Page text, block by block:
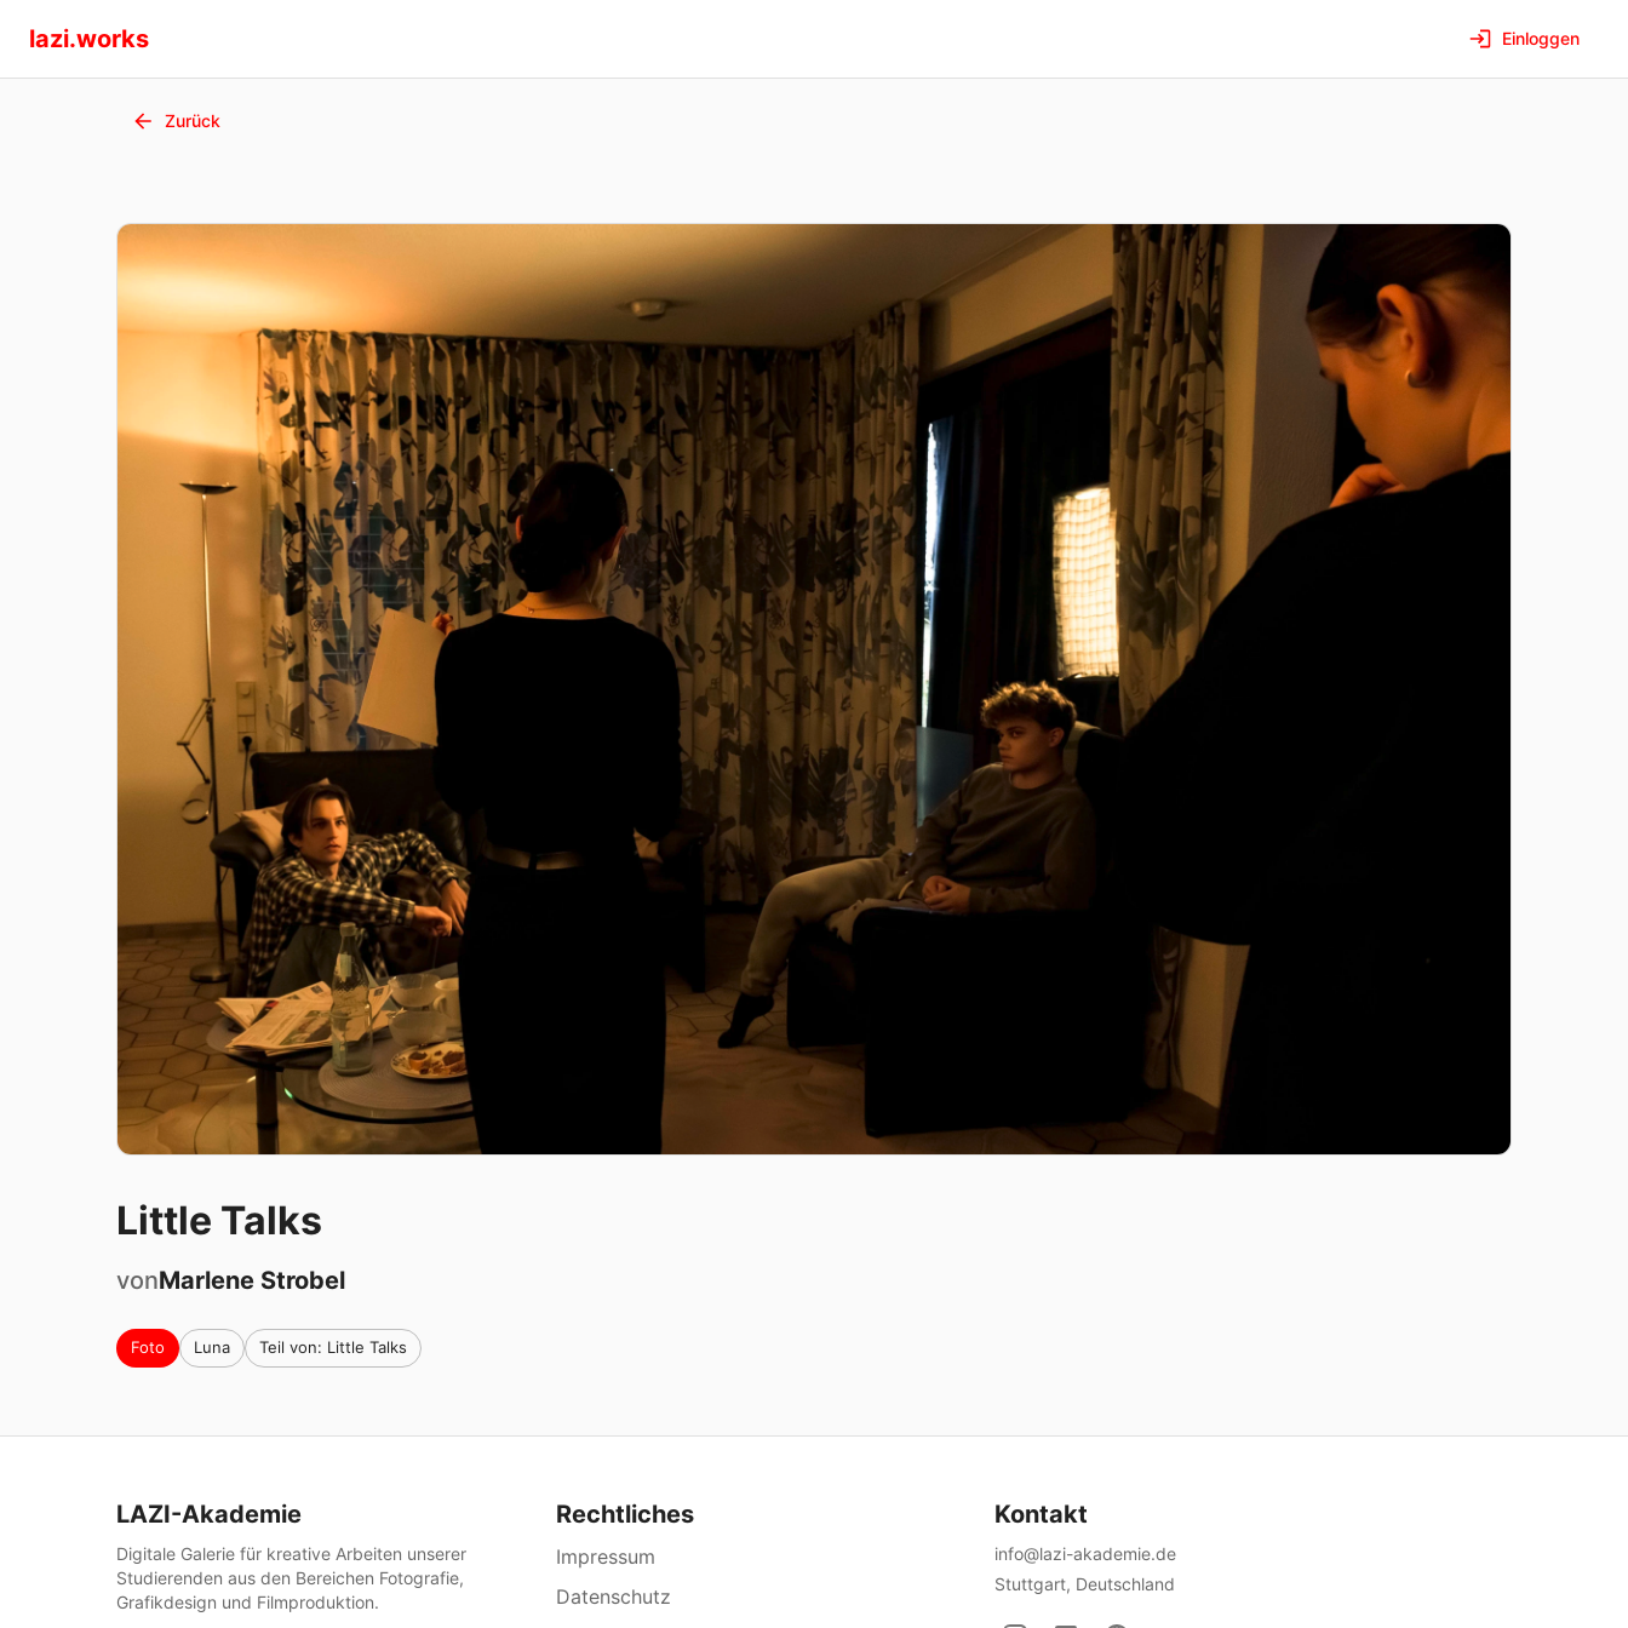
lazi.works Einloggen
Zurück
Little Talks
vonMarlene Strobel
Foto Luna Teil von: Little Talks
LAZI-Akademie
Digitale Galerie für kreative Arbeiten unserer
Studierenden aus den Bereichen Fotografie,
Grafikdesign und Filmproduktion.
Rechtliches
Impressum
Datenschutz
Kontakt
info@lazi-akademie.de
Stuttgart, Deutschland